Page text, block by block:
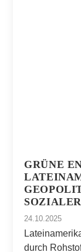
GRÜNE
24.10.2025
durch